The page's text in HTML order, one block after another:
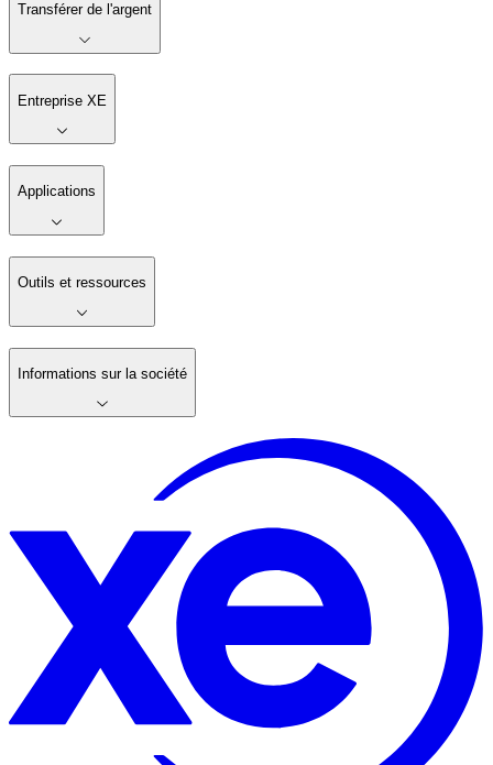
Transférer de l'argent
Entreprise XE
Applications
Outils et ressources
Informations sur la société